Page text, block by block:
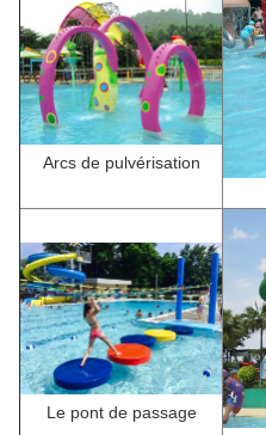
Arcs de pulvérisation
Le pont de passage